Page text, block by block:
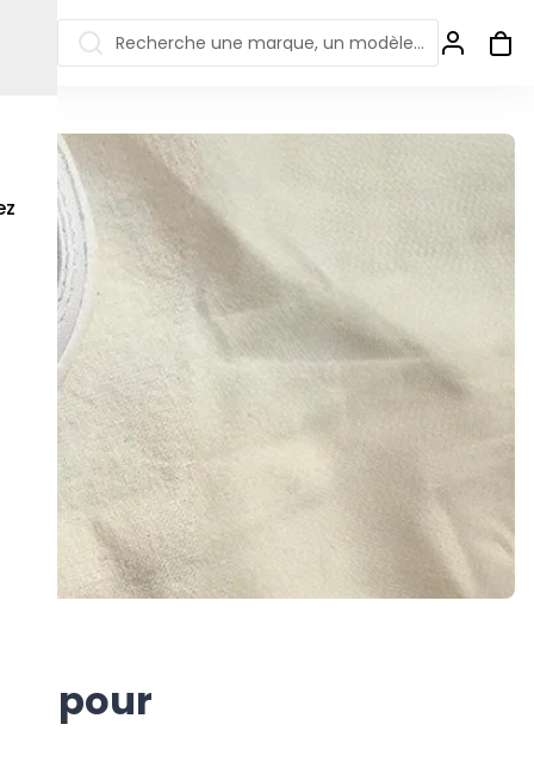
colorées
New Balance 550
Balance 1906
New Balance
New Balance
New Balance 9060
Off-white
Ugg
Asics Gel
Recherche une marque, un modèle…
pour